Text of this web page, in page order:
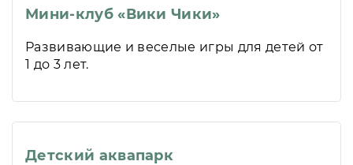
Мини-клуб «Вики Чики»
Развивающие и веселые игры для детей от
1 до 3 лет.
Детский аквапарк